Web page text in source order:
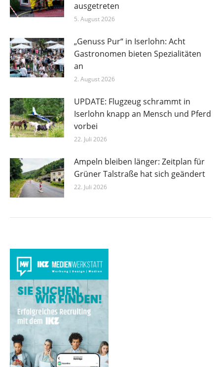
ausgetreten
5. August 2026
„Genuss Pur“ in Iserlohn: Acht
Gastronomen bieten Spezialitäten
an
2. August 2026
UPDATE: Flugzeug schrammt in
Iserlohn knapp an Mensch und Pferd
vorbei
22. Juli 2026
Ampeln bleiben länger: Zeitplan für
Grüner Talstraße hat sich geändert
22. Juli 2026